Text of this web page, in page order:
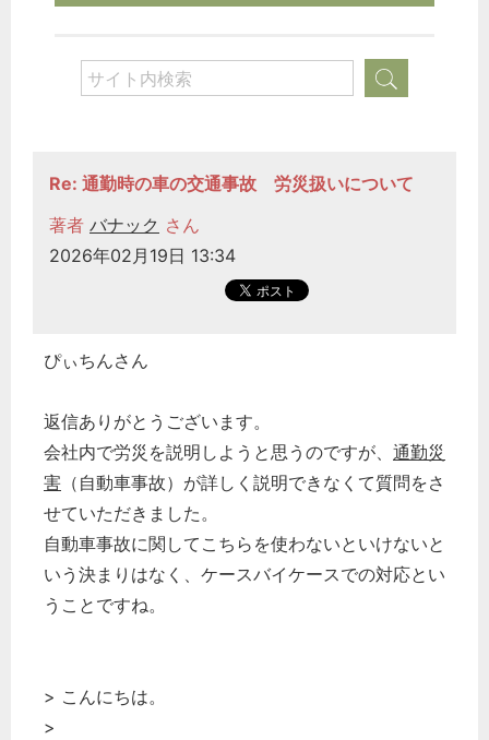
Re: 通勤時の車の交通事故 労災扱いについて
著者 バナック さん
2026年02月19日 13:34
ぴぃちんさん
返信ありがとうございます。
会社内で労災を説明しようと思うのですが、 通勤災
害 （自動車事故）が詳しく説明できなくて質問をさ
せていただきました。
自動車事故に関してこちらを使わないといけないと
いう決まりはなく、ケースバイケースでの対応とい
うことですね。
> こんにちは。
>